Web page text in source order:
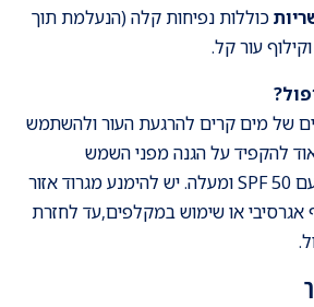
כוללות נפיחות קלה (הנעלמת תוך
עור קל.
של מים קרים להרגעת העור ולהשתמש
להקפיד על הגנה מפני השמש
באמצעות מסנן קרינה עם SPF 50 ומעלה. יש להימנע מגרוד אזור
אגרסיבי או שימוש במקלפים,עד לחזרת